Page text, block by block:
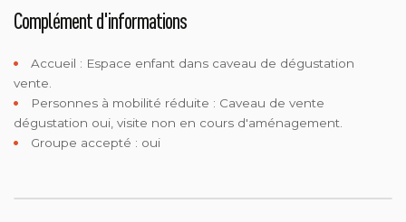
Complément d'informations
Accueil : Espace enfant dans caveau de dégustation
vente.
Personnes à mobilité réduite : Caveau de vente
dégustation oui, visite non en cours d'aménagement.
Groupe accepté : oui